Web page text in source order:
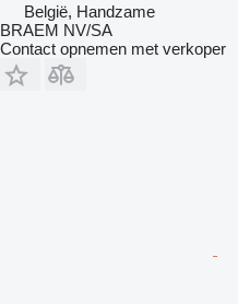
België, Handzame
BRAEM NV/SA
Contact opnemen met verkoper